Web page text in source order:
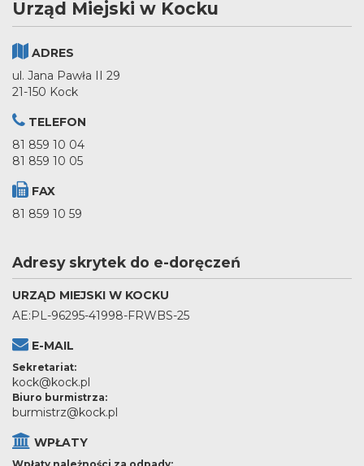
Urząd Miejski w Kocku
ADRES
ul. Jana Pawła II 29
21-150 Kock
TELEFON
81 859 10 04
81 859 10 05
FAX
81 859 10 59
Adresy skrytek do e-doręczeń
URZĄD MIEJSKI W KOCKU
AE:PL-96295-41998-FRWBS-25
E-MAIL
Sekretariat:
kock@kock.pl
Biuro burmistrza:
burmistrz@kock.pl
WPŁATY